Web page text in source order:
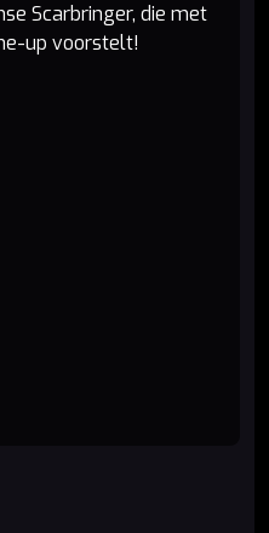
Scarbringer, die met
up voorstelt!